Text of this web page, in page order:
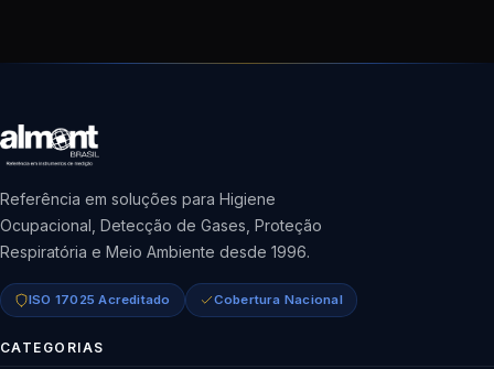
Referência em soluções para Higiene
Ocupacional, Detecção de Gases, Proteção
Respiratória e Meio Ambiente desde 1996.
ISO 17025 Acreditado Cobertura Nacional
CATEGORIAS